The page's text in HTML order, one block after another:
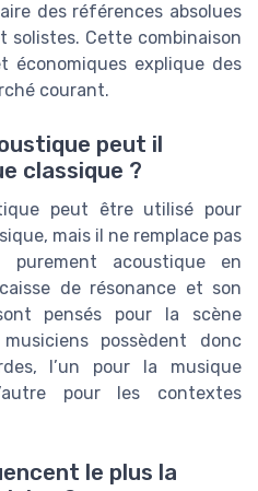
des références absolues
solistes. Cette combinaison
explique des
courant.
peut il
classique ?
peut être utilisé pour
mais il ne remplace pas
acoustique en
de résonance et son
pensés pour la scène
possèdent donc
l’un pour la musique
pour les contextes
le plus la